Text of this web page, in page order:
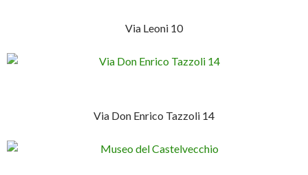
Via Leoni 10
Via Don Enrico Tazzoli 14